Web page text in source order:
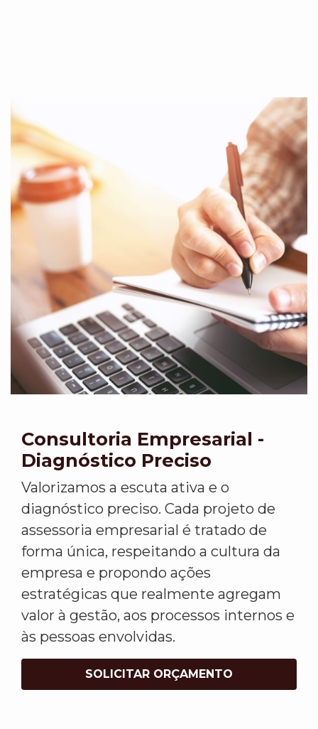
Consultoria Empresarial -
Diagnóstico Preciso
Valorizamos a escuta ativa e o
diagnóstico preciso. Cada projeto de
assessoria empresarial é tratado de
forma única, respeitando a cultura da
empresa e propondo ações
estratégicas que realmente agregam
valor à gestão, aos processos internos e
às pessoas envolvidas.
SOLICITAR ORÇAMENTO